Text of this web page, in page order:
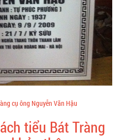
cụ ông Nguyễn Văn Hậu
tiểu Bát Tràng